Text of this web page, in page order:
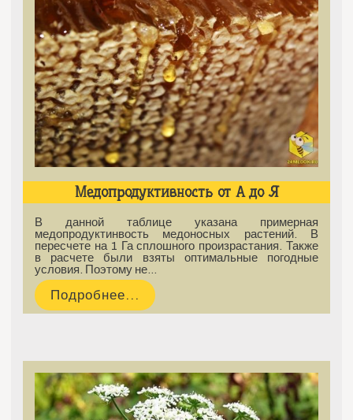
Медопродуктивность от А до Я
В данной таблице указана примерная
медопродуктинвость медоносных растений. В
пересчете на 1 Га сплошного произрастания. Также
в расчете были взяты оптимальные погодные
условия. Поэтому не…
Подробнее...